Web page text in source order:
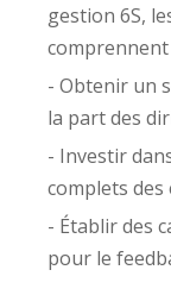
gestion 6S,
comprennent
- Obtenir un
la part des
- Investir
complets des
- Établir des
pour le